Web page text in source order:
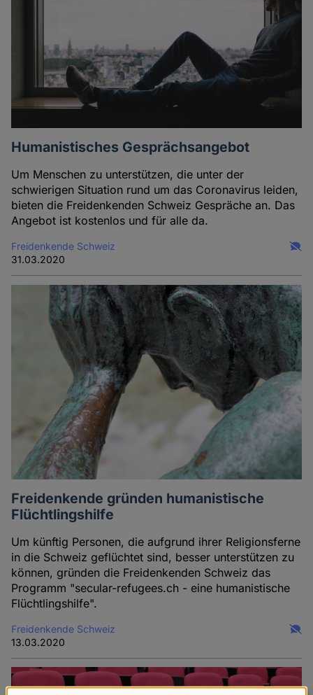
Humanistisches Gesprächsangebot
Um Menschen zu unterstützen, die unter der
schwierigen Situation rund um das Coronavirus leiden,
bieten die Freidenkenden Schweiz Gespräche an. Das
Angebot ist kostenlos und für alle da.
Freidenkende Schweiz
31.03.2020
Freidenkende gründen humanistische
Flüchtlingshilfe
Um künftig Personen, die aufgrund ihrer Religionsferne
in die Schweiz geflüchtet sind, besser unterstützen zu
können, gründen die Freidenkenden Schweiz das
Programm "secular-refugees.ch - eine humanistische
Flüchtlingshilfe".
Freidenkende Schweiz
13.03.2020